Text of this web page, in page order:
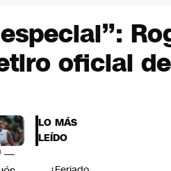
oficial
—
LO MÁS
LEÍDO